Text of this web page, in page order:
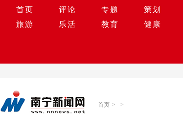
首页 评论 专题 策划
旅游
乐活 教育 健康
首页 > >